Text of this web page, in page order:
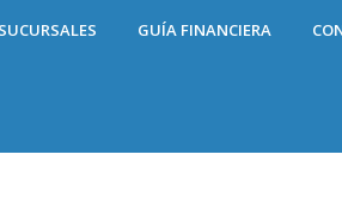
SUCURSALES GUÍA FINANCIERA